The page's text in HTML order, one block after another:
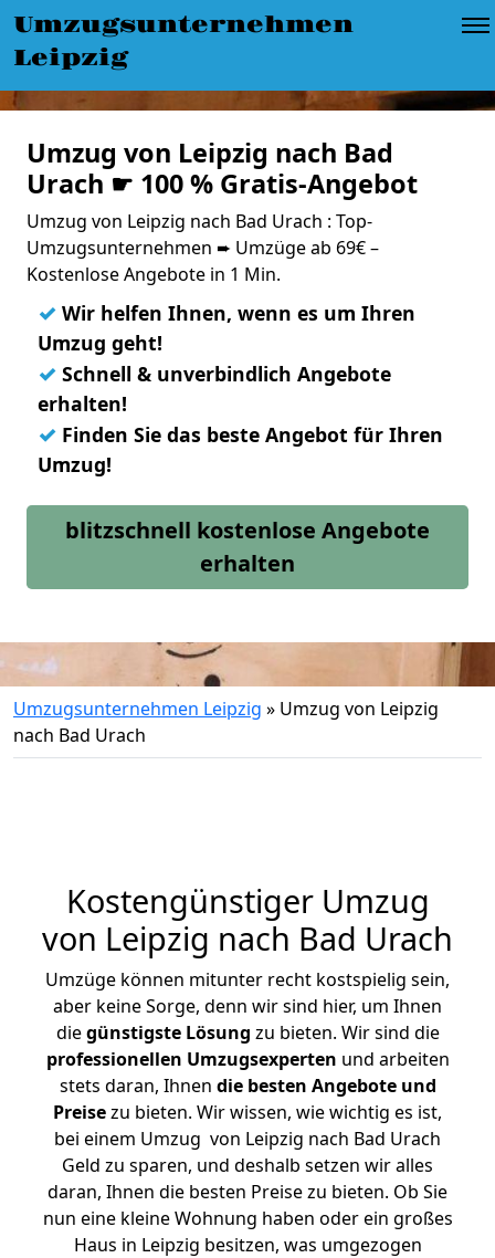
Umzugsunternehmen
Leipzig
Umzug von Leipzig nach Bad
Urach ☛ 100 % Gratis-Angebot
Umzug von Leipzig nach Bad Urach : Top-
Umzugsunternehmen ➨ Umzüge ab 69€ –
Kostenlose Angebote in 1 Min.
✓ Wir helfen Ihnen, wenn es um Ihren
Umzug geht!
✓ Schnell & unverbindlich Angebote
erhalten!
✓ Finden Sie das beste Angebot für Ihren
Umzug!
blitzschnell kostenlose Angebote
erhalten
Umzugsunternehmen Leipzig » Umzug von Leipzig
nach Bad Urach
Kostengünstiger Umzug
von Leipzig nach Bad Urach
Umzüge können mitunter recht kostspielig sein,
aber keine Sorge, denn wir sind hier, um Ihnen
diegünstigste Lösung zu bieten. Wir sind die
professionellen Umzugsexperten und arbeiten
stets daran, Ihnen die besten Angebote und
Preisezu bieten. Wir wissen, wie wichtig es ist,
bei einem Umzug von Leipzig nach Bad Urach
Geld zu sparen, und deshalb setzen wir alles
daran, Ihnen die besten Preise zu bieten. Ob Sie
nun eine kleine Wohnung haben oder ein großes
Haus in Leipzig besitzen, was umgezogen